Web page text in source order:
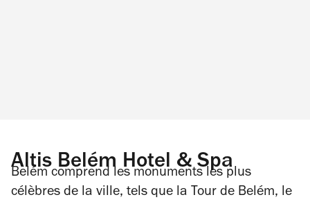
Altis Belém Hotel & Spa
Belém comprend les monuments les plus
célèbres de la ville, tels que la Tour de Belém, le